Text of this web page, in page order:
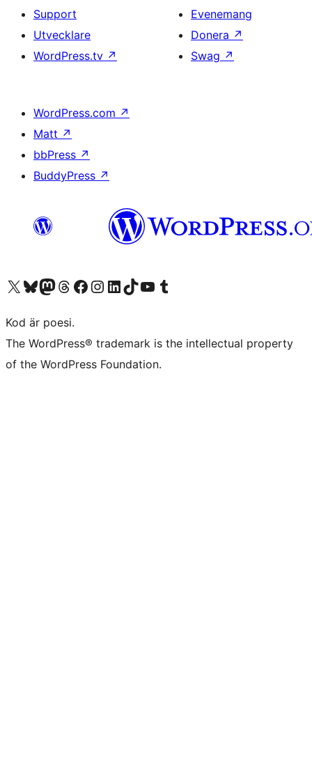
Support
Utvecklare
WordPress.tv ↗
Evenemang
Donera ↗
Swag ↗
WordPress.com ↗
Matt ↗
bbPress ↗
BuddyPress ↗
Besök vår X-konto (f.d. Twitter)
Besök vårt Bluesky-konto
Besök vårt Mastodon-konto
Besök vårt Thread-konto
Besök vår Facebook-sidaBesök vårt Instagram-konto
Besök vårt LinkedIn-konto
Besök vårt TikTok-konto
Besök vår YouTube-kanalBesök vårt Tumblr-konto
Kod är poesi.
The WordPress® trademark is the intellectual property
of the WordPress Foundation.